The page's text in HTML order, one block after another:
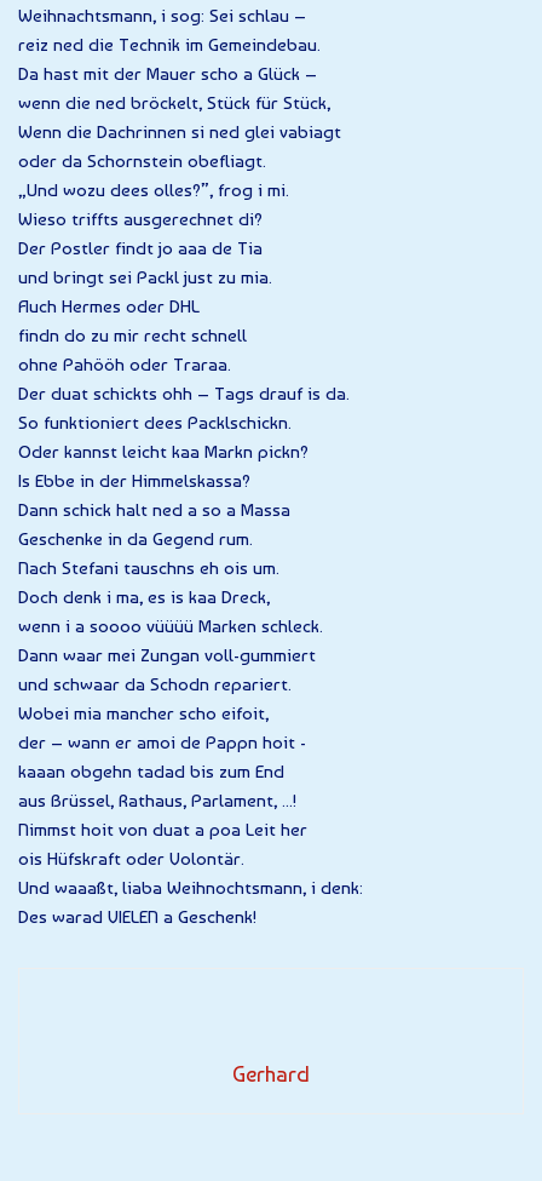
Weihnachtsmann, i sog: Sei schlau –
reiz ned die Technik im Gemeindebau.
Da hast mit der Mauer scho a Glück –
wenn die ned bröckelt, Stück für Stück,
Wenn die Dachrinnen si ned glei vabiagt
oder da Schornstein obefliagt.
„Und wozu dees olles?”, frog i mi.
Wieso triffts ausgerechnet di?
Der Postler findt jo aaa de Tia
und bringt sei Packl just zu mia.
Auch Hermes oder DHL
findn do zu mir recht schnell
ohne Pahööh oder Traraa.
Der duat schickts ohh – Tags drauf is da.
So funktioniert dees Packlschickn.
Oder kannst leicht kaa Markn pickn?
Is Ebbe in der Himmelskassa?
Dann schick halt ned a so a Massa
Geschenke in da Gegend rum.
Nach Stefani tauschns eh ois um.
Doch denk i ma, es is kaa Dreck,
wenn i a soooo vüüüü Marken schleck.
Dann waar mei Zungan voll-gummiert
und schwaar da Schodn repariert.
Wobei mia mancher scho eifoit,
der – wann er amoi de Pappn hoit -
kaaan obgehn tadad bis zum End
aus Brüssel, Rathaus, Parlament, ...!
Nimmst hoit von duat a poa Leit her
ois Hüfskraft oder Volontär.
Und waaaßt, liaba Weihnochtsmann, i denk:
Des warad VIELEN a Geschenk!
Gerhard